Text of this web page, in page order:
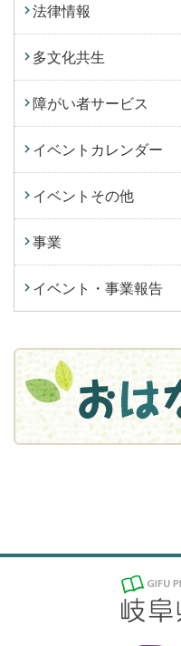
法律情報
多文化共生
障がい者サービス
イベントカレンダー
イベントその他
事業
イベント・事業報告